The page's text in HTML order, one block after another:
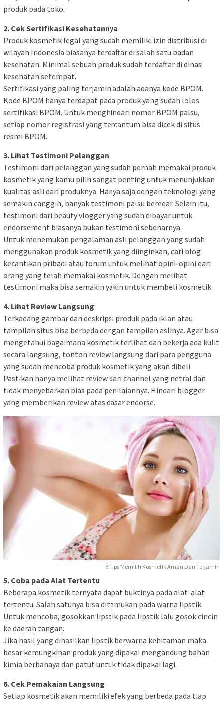
produk pada toko.
2. Cek Sertifikasi Kesehatannya
Produk kosmetik legal yang sudah memiliki izin distribusi di
wilayah Indonesia biasanya terdaftar di salah satu badan
kesehatan. Minimal sebuah produk sudah terdaftar di dinas
kesehatan setempat.
Sertifikasi yang paling terjamin adalah adanya kode BPOM.
Kode BPOM hanya terdapat pada produk yang sudah lolos
sertifikasi BPOM. Untuk menghindari nomor BPOM palsu,
setiap nomor registrasi yang tercantum bisa dicek di situs
resmi BPOM.
3. Lihat Testimoni Pelanggan
Testimoni dari pelanggan yang sudah pernah memakai produk
kosmetik yang kamu pilih sangat penting untuk menunjukkan
kualitas asli dari produknya. Hanya saja dengan teknologi yang
semakin canggih, banyak testimoni palsu beredar. Selain itu,
testimoni dari beauty vlogger yang sudah dibayar untuk
endorsement biasanya bukan testimoni sebenarnya.
Untuk menemukan pengalaman asli pelanggan yang sudah
menggunakan produk kosmetik yang diinginkan, cari blog
kecantikan pribadi atau forum untuk melihat opini-opini dari
orang yang telah memakai kosmetik. Dengan melihat
testimoni maka bisa semakin yakin untuk membeli kosmetik.
4. Lihat Review Langsung
Terkadang gambar dan deskripsi produk pada iklan atau
tampilan situs bisa berbeda dengan tampilan aslinya. Agar bisa
mengetahui bagaimana kosmetik terlihat dan bekerja ada kulit
secara langsung, tonton review langsung dari para pengguna
yang sudah mencoba produk kosmetik yang akan dibeli.
Pastikan hanya melihat review dari channel yang netral dan
tidak menyebarkan bias pada penilaiannya. Hindari blogger
yang memberikan review atas dasar endorse.
6 Tips Memilih Kosmetik Aman Dan Terjamin
5. Coba pada Alat Tertentu
Beberapa kosmetik ternyata dapat buktinya pada alat-alat
tertentu. Salah satunya bisa ditemukan pada warna lipstik.
Untuk mencoba, gosokkan lipstik pada lipstik lalu gosok cincin
ke daerah tangan.
Jika hasil yang dihasilkan lipstik berwarna kehitaman maka
besar kemungkinan produk yang dipakai mengandung bahan
kimia berbahaya dan patut untuk tidak dipakai lagi.
6. Cek Pemakaian Langsung
Setiap kosmetik akan memiliki efek yang berbeda pada tiap